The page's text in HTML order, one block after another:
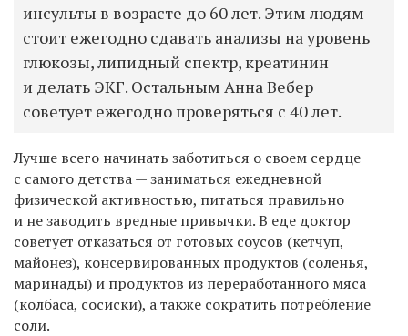
инсульты в возрасте до 60 лет. Этим людям
стоит ежегодно сдавать анализы на уровень
глюкозы, липидный спектр, креатинин
и делать ЭКГ. Остальным Анна Вебер
советует ежегодно проверяться с 40 лет.
Лучше всего начинать заботиться о своем сердце
с самого детства — заниматься ежедневной
физической активностью, питаться правильно
и не заводить вредные привычки. В еде доктор
советует отказаться от готовых соусов (кетчуп,
майонез), консервированных продуктов (соленья,
маринады) и продуктов из переработанного мяса
(колбаса, сосиски), а также сократить потребление
соли.